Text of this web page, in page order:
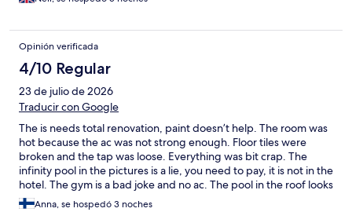
Opinión verificada
4/10 Regular
23 de julio de 2026
Traducir con Google
The is needs total renovation, paint doesn’t help. The room was
hot because the ac was not strong enough. Floor tiles were
broken and the tap was loose. Everything was bit crap. The
infinity pool in the pictures is a lie, you need to pay, it is not in the
hotel. The gym is a bad joke and no ac. The pool in the roof looks
dirty and is small.
Anna, se hospedó 3 noches